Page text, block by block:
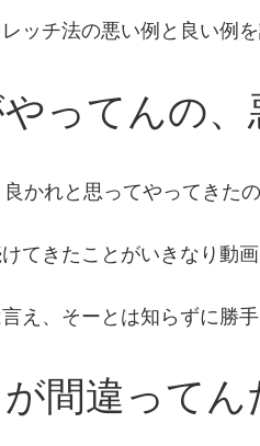
ッチ法の悪い例と良い例
ってんの、
かれと思ってやってきた
てきたことがいきなり動
え、そーとは知らずに勝
間違ってん